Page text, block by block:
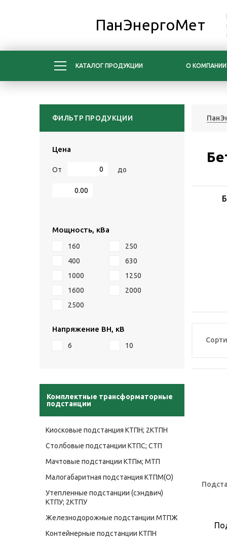
ПанЭнергоМет
КАТАЛОГ ПРОДУКЦИИ О КОМПАНИИ
ФИЛЬТР ПРОДУКЦИИ
Цена
От до
Мощность, кВа
160
250
400
630
1000
1250
1600
2000
2500
Напряжение ВН, кВ
6 10
Комплектные трансформаторные
подстанции
Киосковые подстанция КТПН; 2КТПН
Столбовые подстанции КТПС; СТП
Мачтовые подстанции КТПм; МТП
Малогабаритная подстанция КТПМ(О)
Утепленные подстанции (сэндвич)
КТПУ; 2КТПУ
Железнодорожные подстанции МТПЖ
Контейнерные подстанции КТПН